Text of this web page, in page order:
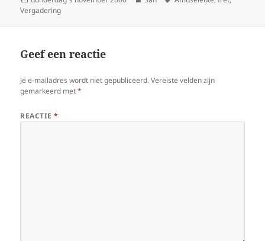
op
Vergadering
Geef een reactie
Je e-mailadres wordt niet gepubliceerd. Vereiste velden zijn
gemarkeerd met*
REACTIE*